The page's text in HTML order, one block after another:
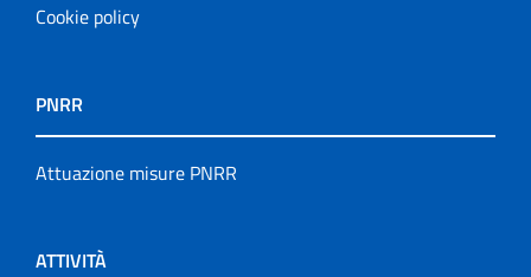
Cookie policy
PNRR
Attuazione misure PNRR
ATTIVITÀ